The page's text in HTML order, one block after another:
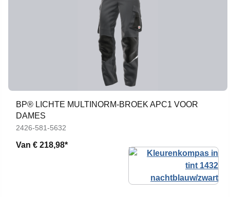
BP® LICHTE MULTINORM-BROEK APC1 VOOR
DAMES
2426-581-5632
Van € 218,98*